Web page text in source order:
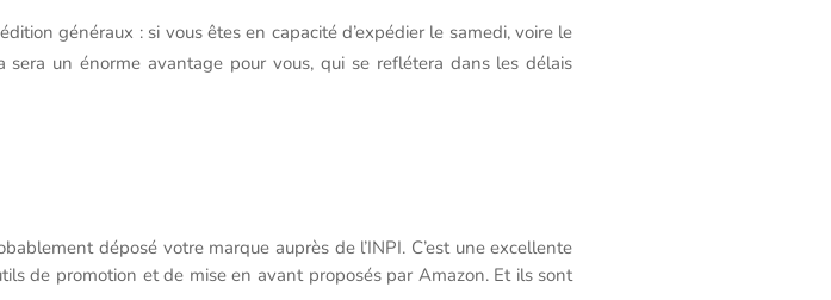
généraux : si vous êtes en capacité d’expédier le samedi, voire le
sera un énorme avantage pour vous, qui se reflétera dans les délais
déposé votre marque auprès de l’INPI. C’est une excellente
de promotion et de mise en avant proposés par Amazon. Et ils sont